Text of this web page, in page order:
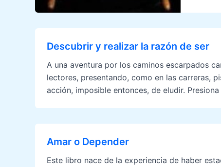
Descubrir y realizar la razón de ser
A una aventura por los caminos escarpados
lectores, presentando, como en las carreras,
acción, imposible entonces, de eludir. Presiona
Amar o Depender
Este libro nace de la experiencia de haber